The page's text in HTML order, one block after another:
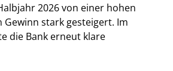
2026 von einer hohen
stark gesteigert. Im
die Bank erneut klare